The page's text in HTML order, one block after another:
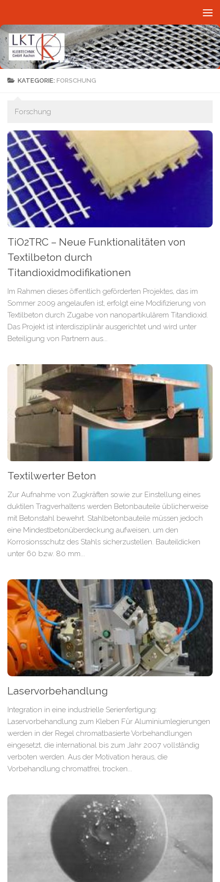
KATEGORIE:FORSCHUNG
Forschung
TiO2TRC – Neue Funktionalitäten von
Textilbeton durch
Titandioxidmodifikationen
Im Rahmen dieses öffentlich geförderten Projektes, das im
Sommer 2009 angelaufen ist, erfolgt eine Modifizierung von
Textilbeton durch Zugabe von nanopartikulärem Titandioxid.
Das Projekt ist interdisziplinär ausgerichtet und wird unter
Beteiligung von Partnern aus...
Textilwerter Beton
Zur Aufnahme von Zugkräften sowie zur Einstellung eines
duktilen Tragverhaltens werden Betonbauteile üblicherweise
mit Betonstahl bewehrt. Stahlbetonbauteile müssen jedoch
eine Mindestbetonüberdeckung aufweisen, um den
Korrosionsschutz des Stahls sicherzustellen. Bauteildicken
unter 60 bzw. 80 mm...
Laservorbehandlung
Integration in eine industrielle Serienfertigung:
Laservorbehandlung zum Kleben Für Aluminiumlegierungen
werden in der Regel chromatbasierte Vorbehandlungen
eingesetzt, die international bis zum Jahr 2007 vollständig
verboten werden. Aus der Motivation heraus, die
Vorbehandlung chromatfrei, trocken...